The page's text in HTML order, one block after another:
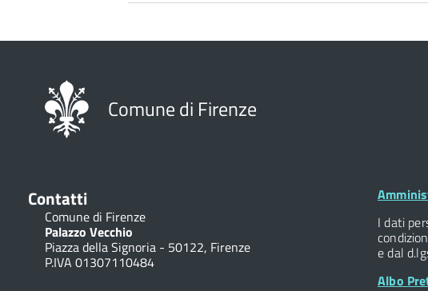
Comune di Firenze
Contatti
Comune di Firenze
Palazzo Vecchio
Piazza della Signoria - 50122, Firenze
P.IVA 01307110484
Footer
I dati
e dal
Albo